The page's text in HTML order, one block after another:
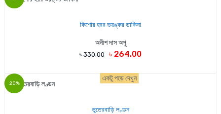
কিশোর হরর ভয়ঙ্কর ডাকিনা
অনীশ দাস অপু
৳ 330.00 ৳ 264.00
20%
একটু পড়ে দেখুন
ভূতেরবাড়ি লণ্ডন